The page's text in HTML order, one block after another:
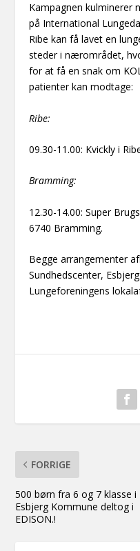
Kampagnen kulminerer
på International
Ribe kan få lavet en
steder i nærområdet,
for at få en snak om
patienter kan modtage:
Ribe:
09.30-11.00: Kvickly i
Bramming:
12.30-14.00: Super
6740 Bramming.
Begge arrangementer
Sundhedscenter,
Lungeforeningens
FORRIGE
500 børn fra 6 og 7 klasse i
Esbjerg Kommune deltog i
EDISON.!